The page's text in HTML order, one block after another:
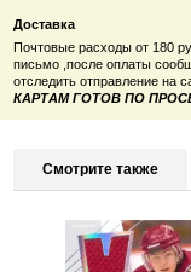
Доставка
Почтовые расходы от 180
письмо ,после оплаты
отследить отправление на
КАРТАМ ГОТОВ ПО
Смотрите также